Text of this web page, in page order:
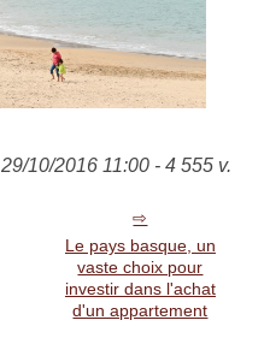
29/10/2016 11:00 - 4 555 v.
Le pays basque, un
vaste choix pour
investir dans l'achat
d'un appartement